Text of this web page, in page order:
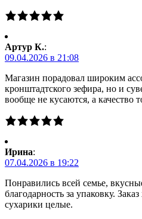
Артур К.:
09.04.2026 в 21:08
Магазин порадовал широким
кронштадтского зефира, но и
вообще не кусаются, а качество
Ирина:
07.04.2026 в 19:22
Понравились всей семье,
благодарность за упаковку.
сухарики целые.